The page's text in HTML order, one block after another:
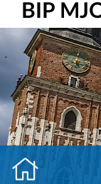
BIP